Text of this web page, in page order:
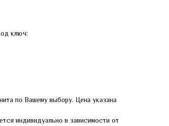
ключ:
по Вашему выбору. Цена указана
индивидуально в зависимости от